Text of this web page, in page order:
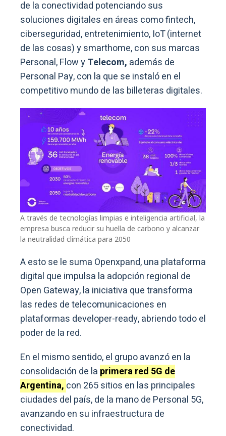
de la conectividad potenciando sus
soluciones digitales en áreas como fintech,
ciberseguridad, entretenimiento, IoT (internet
de las cosas) y smarthome, con sus marcas
Personal, Flow yTelecom, además de
Personal Pay, con la que se instaló en el
competitivo mundo de las billeteras digitales.
A través de tecnologías limpias e inteligencia artificial, la
empresa busca reducir su huella de carbono y alcanzar
la neutralidad climática para 2050
A esto se le suma Openxpand, una plataforma
digital que impulsa la adopción regional de
Open Gateway, la iniciativa que transforma
las redes de telecomunicaciones en
plataformas developer-ready, abriendo todo el
poder de la red.
En el mismo sentido, el grupo avanzó en la
consolidación de la primera red 5G de
Argentina, con 265 sitios en las principales
ciudades del país, de la mano de Personal 5G,
avanzando en su infraestructura de
conectividad.